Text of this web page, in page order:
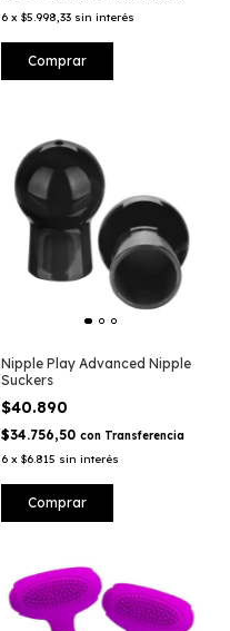
6 x $5.998,33 sin interés
Nipple Play Advanced Nipple
Suckers
$40.890
$34.756,50 con Transferencia
6 x $6.815 sin interés
Comprar